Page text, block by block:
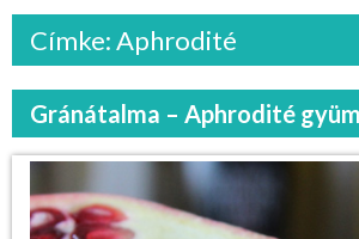
Címke: Aphrodité
Gránátalma – Aphrodité